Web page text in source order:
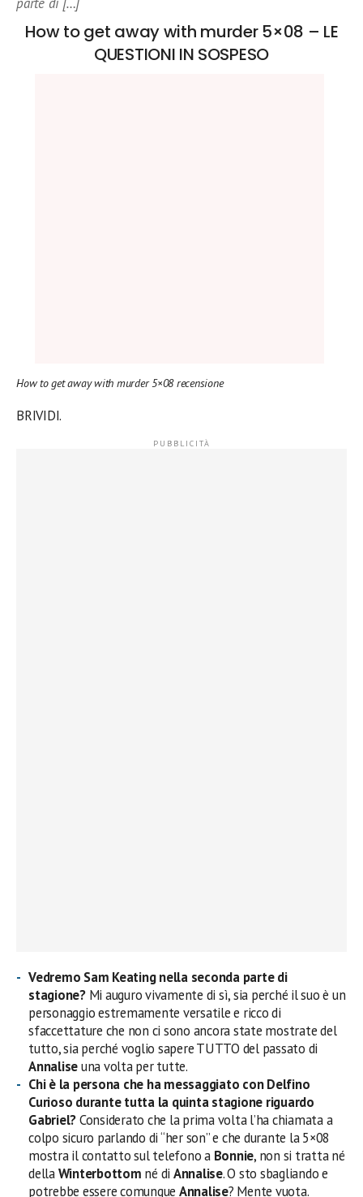
How to get away with murder 5×08 – LE
QUESTIONI IN SOSPESO
How to get away with murder 5×08 recensione
BRIVIDI.
Vedremo Sam Keating nella seconda parte di
stagione?Mi auguro vivamente di sì, sia perché il suo è un
personaggio estremamente versatile e ricco di
sfaccettature che non ci sono ancora state mostrate del
tutto, sia perché voglio sapere TUTTO del passato di
Annaliseuna volta per tutte.
Chi è la persona che ha messaggiato con Delfino
Curioso durante tutta la quinta stagione riguardo
Gabriel?Considerato che la prima volta l’ha chiamata a
colpo sicuro parlando di “her son” e che durante la 5×08
mostra il contatto sul telefono a Bonnie, non si tratta né
dellaWinterbottom né di Annalise. O sto sbagliando e
potrebbe essere comunque Annalise? Mente vuota.